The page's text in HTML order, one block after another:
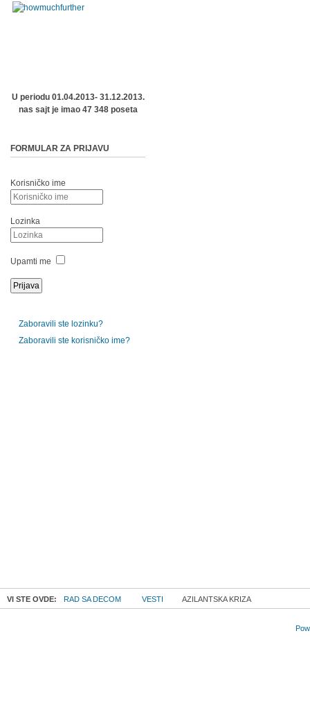
U periodu 01.04.2013- 31.12.2013.
nas sajt je imao 47 348 poseta
FORMULAR ZA PRIJAVU
Korisničko ime
Lozinka
Upamti me
Zaboravili ste lozinku?
Zaboravili ste korisničko ime?
VI STE OVDE: RAD SA DECOM VESTI AZILANTSKA KRIZA